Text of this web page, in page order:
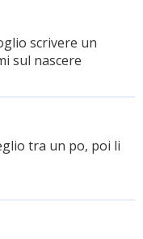
scrivere un
sul nascere
tra un po, poi li